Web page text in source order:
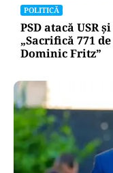
POLITICĂ
PSD atacă USR
„Sacrifică 771
Dominic Fritz”